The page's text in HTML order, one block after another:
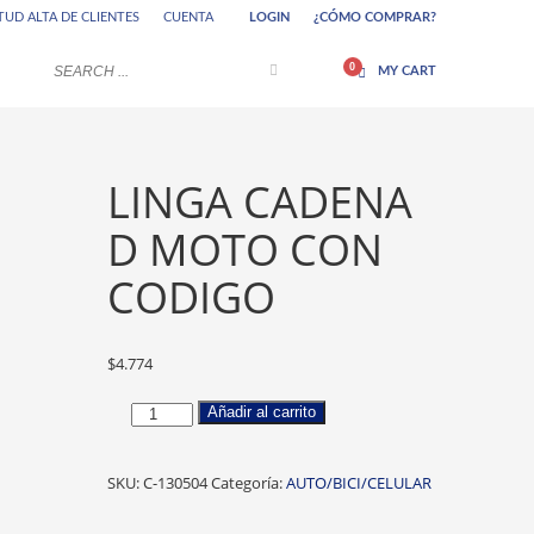
se
enviando un correo electrónico a
ALTA DE CLIENTES CUENTA LOGIN ¿CÓMO COMPRAR?
MY CART
LINGA CADENA
D MOTO CON
CODIGO
$4.774
LINGA
MOTO
Añadir al carrito
SKU:C-130504Categoría:AUTO/BICI/CELULAR